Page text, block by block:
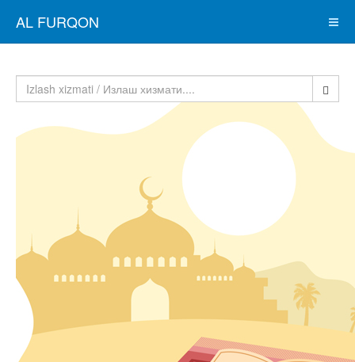
AL FURQON